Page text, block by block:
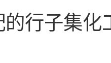
行子集化